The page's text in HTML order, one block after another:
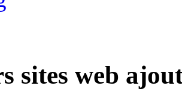
sites web